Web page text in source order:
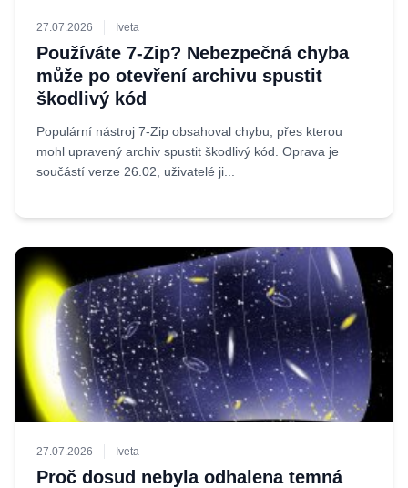
27.07.2026 Iveta
Používáte 7-Zip? Nebezpečná chyba
může po otevření archivu spustit
škodlivý kód
Populární nástroj 7-Zip obsahoval chybu, přes kterou
mohl upravený archiv spustit škodlivý kód. Oprava je
součástí verze 26.02, uživatelé ji...
27.07.2026 Iveta
Proč dosud nebyla odhalena temná